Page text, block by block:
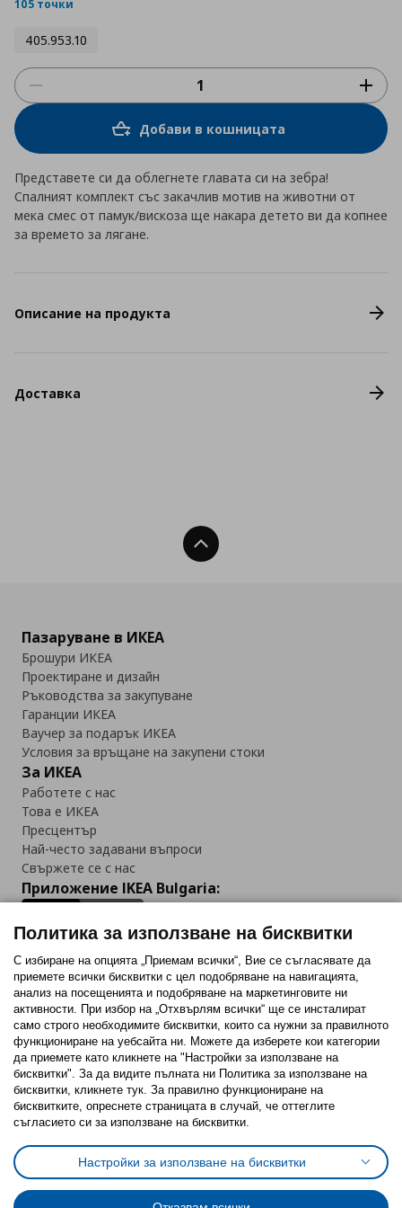
105 точки
405.953.10
Добави в кошницата
Представете си да облегнете главата си на зебра!
Спалният комплект със закачлив мотив на животни от
мека смес от памук/вискоза ще накара детето ви да копнее
за времето за лягане.
Описание на продукта
Доставка
Нагоре
Пазаруване в ИКЕА
Брошури ИКЕА
Проектиране и дизайн
Ръководства за закупуване
Гаранции ИКЕА
Ваучер за подарък ИКЕА
Условия за връщане на закупени стоки
За ИКЕА
Работете с нас
Това е ИКЕА
Пресцентър
Най-често задавани въпроси
Свържете се с нас
Приложение IKEA Bulgaria:
Последвайте ни:
FacebookTwitterYoutubePinterestInstagram
Политика за използване на бисквитки (Cookies)
Избор на настройки за използване на бисквитки
Условия за ползване на ikea.bgОбща политика за личните данни
Политика за защита на личните данни на ikea.bg
Общи условия на програма IKEA Family
Политика за използване на бисквитки
С избиране на опцията „Приемам всички“, Вие се съгласявате да
приемете всички бисквитки с цел подобряване на навигацията,
анализ на посещенията и подобряване на маркетинговите ни
активности. При избор на „Отхвърлям всички“ ще се инсталират
само строго необходимитe бисквитки, които са нужни за правилното
функциониране на уебсайта ни. Можете да изберете кои категории
да приемете като кликнете на "Настройки за използване на
бисквитки". За да видите пълната ни Политика за използване на
бисквитки, кликнете тук. За правилно функциониране на
бисквитките, опреснете страницата в случай, че оттеглите
съгласието си за използване на бисквитки.
Настройки за използване на бисквитки